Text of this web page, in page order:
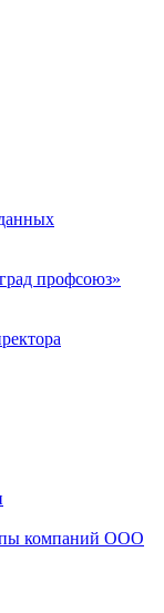
профсоюз»
компаний ООО